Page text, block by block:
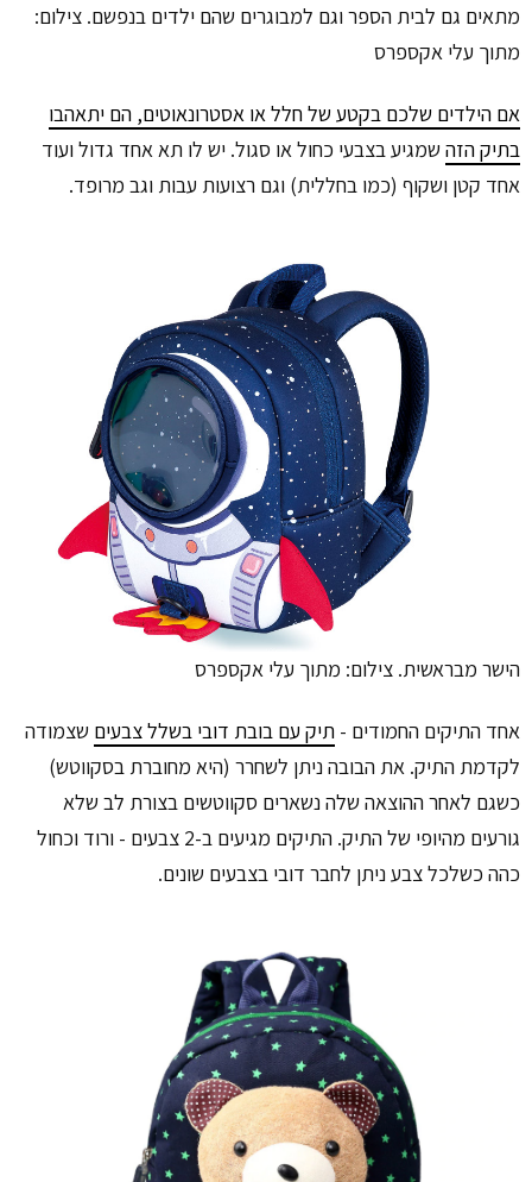
מתאים גם לבית הספר וגם למבוגרים שהם ילדים בנפשם. צילום:
מתוך עלי אקספרס
אם הילדים שלכם בקטע של חלל או אסטרונאוטים, הם יתאהבו
בתיק הזה שמגיע בצבעי כחול או סגול. יש לו תא אחד גדול ועוד
אחד קטן ושקוף (כמו בחללית) וגם רצועות עבות וגב מרופד.
הישר מבראשית. צילום: מתוך עלי אקספרס
אחד התיקים החמודים - תיק עם בובת דובי בשלל צבעים שצמודה
לקדמת התיק. את הבובה ניתן לשחרר (היא מחוברת בסקווטש)
כשגם לאחר ההוצאה שלה נשארים סקווטשים בצורת לב שלא
גורעים מהיופי של התיק. התיקים מגיעים ב-2 צבעים - ורוד וכחול
כהה כשלכל צבע ניתן לחבר דובי בצבעים שונים.